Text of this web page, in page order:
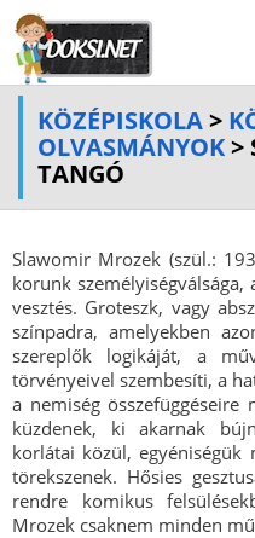
KÖZÉPISKOLA>
OLVASMÁNYOK>
TANGÓ
Slawomir Mrozek (szül.:
korunk személyiségválsága,
vesztés. Groteszk, vagy
színpadra, amelyekben
szereplők logikáját, a
törvényeivel szembesíti, a
a nemiség összefüggéseire
küzdenek, ki akarnak
korlátai közül, egyéniségük
törekszenek. Hősies
rendre komikus
Mrozek csaknem minden